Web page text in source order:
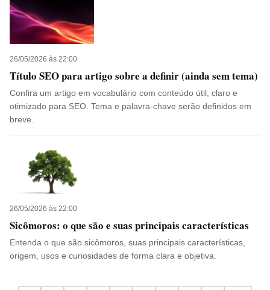
26/05/2026 às 22:00
Título SEO para artigo sobre a definir (ainda sem tema)
Confira um artigo em vocabulário com conteúdo útil, claro e
otimizado para SEO. Tema e palavra-chave serão definidos em
breve.
26/05/2026 às 22:00
Sicômoros: o que são e suas principais características
Entenda o que são sicômoros, suas principais características,
origem, usos e curiosidades de forma clara e objetiva.